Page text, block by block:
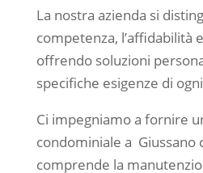
La nostra azienda si
competenza, l’affidabilità
offrendo soluzioni
specifiche esigenze di ogni
Ci impegniamo a fornire
condominiale a Giussano
comprende la